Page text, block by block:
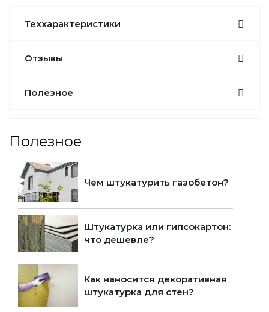
Теххарактеристики
Отзывы
Полезное
Полезное
Чем штукатурить газобетон?
Штукатурка или гипсокартон:
что дешевле?
Как наносится декоративная
штукатурка для стен?